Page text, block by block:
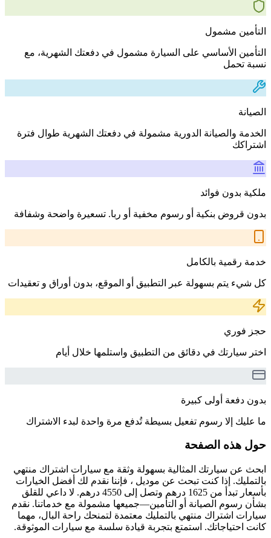
التأمين مشمول
التأمين الأساسي على السيارة مشمول في دفعتك الشهرية، مع
نسبة تحمل
الصيانة
الخدمة والصيانة الدورية مشمولة في دفعتك الشهرية طوال فترة
اشتراكك
ملكية بدون فوائد
بدون قروض بنكية أو رسوم مخفية أو ربا. تسعيرة واضحة وشفافة
خدمة رقمية بالكامل
كل شيء يتم بسهولة عبر التطبيق أو الموقع، بدون أوراق و تعقيدات
حجز فوري
اختر سيارتك في دقائق من التطبيق واستلمها خلال أيام
بدون دفعة أولى كبيرة
ما عليك إلا رسوم تفعيل بسيطة تُدفع مرة واحدة لبدء الاشتراك
حول هذه الصفحة
ابحث عن سيارتك المثالية بسهولة وثقة مع سيارات اشتراك منتهي
بالتمليك. إذا كنت تبحث عن موديل ، فإننا نقدم لك أفضل الخيارات
بأسعار تبدأ من 1625 درهم وتصل إلى 4550 درهم. لا داعي للقلق
بشأن رسوم الصيانة أو التأمين—جميعها مشمولة مع خدماتنا. نقدم
سيارات اشتراك منتهي بالتمليك معتمدة لتمنحك راحة البال، مهما
كانت احتياجاتك. استمتع بتجربة قيادة سلسة مع سيارات الموثوقة.